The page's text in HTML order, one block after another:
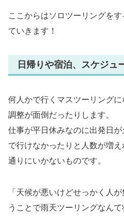
ここからはソロツーリングを
ていきます！
日帰りや宿泊、スケジュ
何人かで行くマスツーリング
調整が面倒だったりします。
仕事が平日休みなのに出発日
で行けなかったりと人数が増
通りにいかないものです。
「天候が悪いけどせっかく人
うことで雨天ツーリングなん